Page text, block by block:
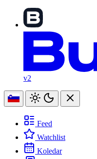
v2
Feed
Watchlist
Koledar